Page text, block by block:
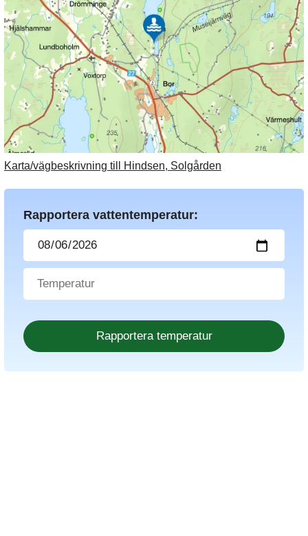
Karta/vägbeskrivning till Hindsen, Solgården
Rapportera vattentemperatur: